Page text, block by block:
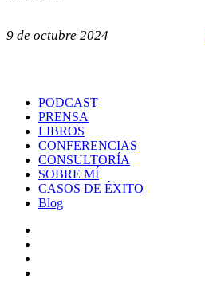
9 de octubre 2024
PODCAST
PRENSA
LIBROS
CONFERENCIAS
CONSULTORÍA
SOBRE MÍ
CASOS DE ÉXITO
Blog